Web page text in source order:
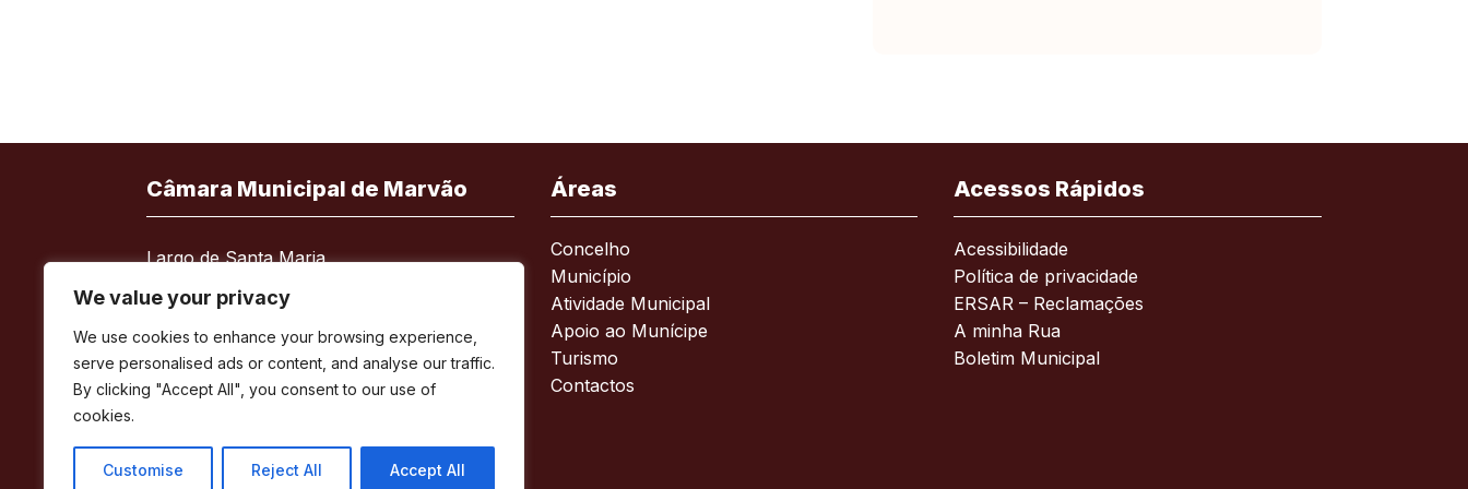
We value your privacy
We use cookies to enhance your browsing experience,
serve personalised ads or content, and analyse our traffic.
By clicking "Accept All", you consent to our use of
cookies.
Customise Reject All Accept All
Câmara Municipal de Marvão
Largo de Santa Maria
7330-101 Marvão
Fax: 245 909 526
E-mail: geral@cm-marvao.pt
Áreas
Concelho
Município
Atividade Municipal
Apoio ao Munícipe
Turismo
Contactos
Acessos Rápidos
Acessibilidade
Política de privacidade
ERSAR – Reclamações
A minha Rua
Boletim Municipal